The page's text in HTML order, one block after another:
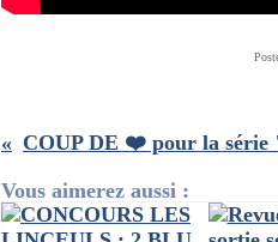
Vous aimerez aussi :